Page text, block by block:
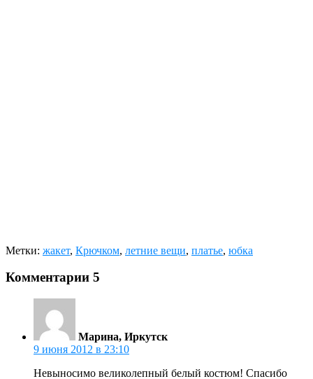
Метки: жакет, Крючком, летние вещи, платье, юбка
Комментарии 5
Марина, Иркутск
9 июня 2012 в 23:10
Невыносимо великолепный белый костюм! Спасибо